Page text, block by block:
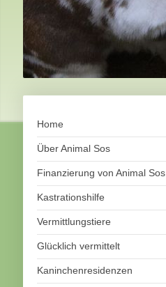
Home
Über Animal Sos
Finanzierung von Animal Sos
Kastrationshilfe
Vermittlungstiere
Glücklich vermittelt
Kaninchenresidenzen